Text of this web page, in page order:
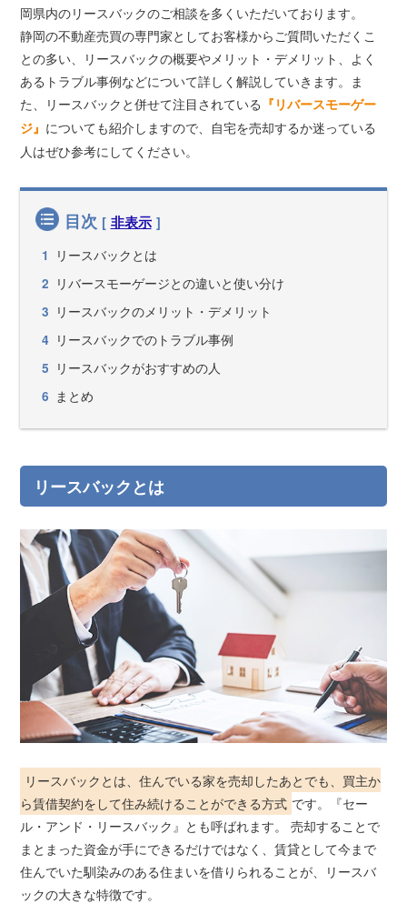
岡県内のリースバックのご相談を多くいただいております。
静岡の不動産売買の専門家としてお客様からご質問いただくこ
との多い、リースバックの概要やメリット・デメリット、よく
あるトラブル事例などについて詳しく解説していきます。ま
た、リースバックと併せて注目されている 『リバースモーゲー
ジ』 についても紹介しますので、自宅を売却するか迷っている
人はぜひ参考にしてください。
目次 [ 非表示 ]
1 リースバックとは
2 リバースモーゲージとの違いと使い分け
3 リースバックのメリット・デメリット
4 リースバックでのトラブル事例
5 リースバックがおすすめの人
6 まとめ
リースバックとは
リースバックとは、住んでいる家を売却したあとでも、買主か
ら賃借契約をして住み続けることができる方式 です。『セー
ル・アンド・リースバック』とも呼ばれます。 売却することで
まとまった資金が手にできるだけではなく、賃貸として今まで
住んでいた馴染みのある住まいを借りられることが、リースバ
ックの大きな特徴です。